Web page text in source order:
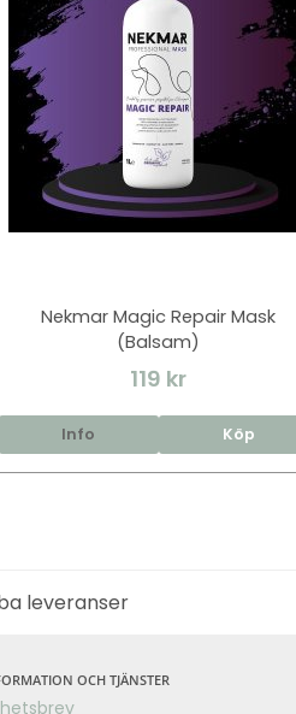
Nekmar Magic Repair Mask
(Balsam)
119 kr
Info Köp
leveranser
OCH TJÄNSTER